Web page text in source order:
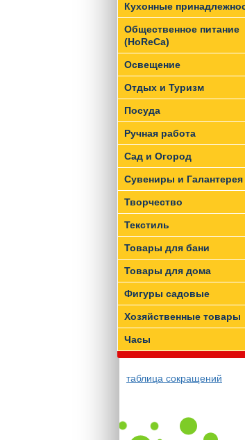
Кухонные
Общественное питание
(HoReCa)
Освещение
Отдых и Туризм
Посуда
Ручная работа
Сад и Огород
Сувениры и Галантерея
Творчество
Текстиль
Товары для бани
Товары для дома
Фигуры садовые
Хозяйственные товары
Часы
таблица сокращений